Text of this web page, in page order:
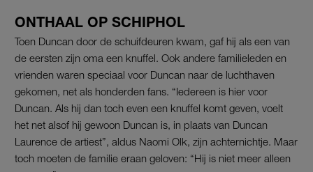
ONTHAAL OP SCHIPHOL
Toen Duncan door de schuifdeuren kwam, gaf hij als een van
de eersten zijn oma een knuffel. Ook andere familieleden en
vrienden waren speciaal voor Duncan naar de luchthaven
gekomen, net als honderden fans. “Iedereen is hier voor
Duncan. Als hij dan toch even een knuffel komt geven, voelt
het net alsof hij gewoon Duncan is, in plaats van Duncan
Laurence de artiest”, aldus Naomi Olk, zijn achternichtje. Maar
toch moeten de familie eraan geloven: “Hij is niet meer alleen